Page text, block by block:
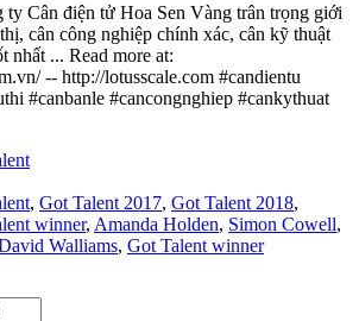
ty Cân điện tử Hoa Sen Vàng trân trọng giới
cân công nghiệp chính xác, cân kỹ thuật
nhất ... Read more at:
-- http://lotusscale.com #candientu
#canbanle #cancongnghiep #cankythuat
, Got Talent 2017, Got Talent 2018,
winner, Amanda Holden, Simon Cowell,
Walliams, Got Talent winner